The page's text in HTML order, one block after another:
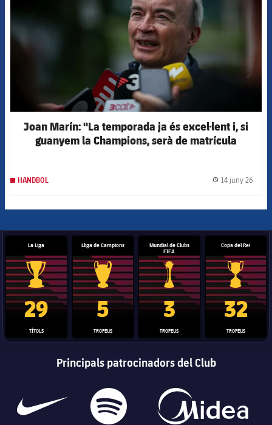
Joan Marín: "La temporada ja és excel·lent i, si
guanyem la Champions, serà de matrícula
HANDBOL 14 juny 26
La Liga
Trofeu de la Liga
29
TÍTOLS
Lliga de Campions
Trofeu de la Lliga de Campions
5
TROFEUS
Mundial de Clubs
FIFA
Trofeu del Mundial de Clubs
3
TROFEUS
Copa del Rei
Copa del
32
TROFEUS
Principals patrocinadors del Club